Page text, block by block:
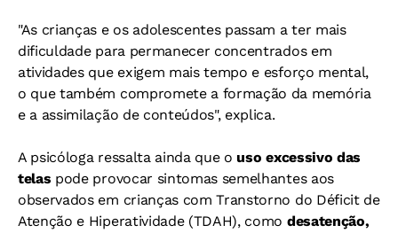
"As crianças e os adolescentes passam a ter mais
dificuldade para permanecer concentrados em
atividades que exigem mais tempo e esforço mental,
o que também compromete a formação da memória
e a assimilação de conteúdos", explica.
A psicóloga ressalta ainda que o uso excessivo das
telas pode provocar sintomas semelhantes aos
observados em crianças com Transtorno do Déficit de
Atenção e Hiperatividade (TDAH), como desatenção,